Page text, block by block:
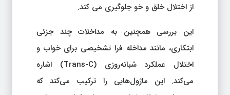
از اختلال خلق و خو جلوگیری می کند.
این بررسی همچنین به مداخلات چند جزئی
ابتکاری، مانند مداخله فرا تشخیصی برای خواب و
اختلال عملکرد شبانه‌روزی (Trans-C) اشاره
می‌کند. این ماژول‌هایی را ترکیب می‌کند که